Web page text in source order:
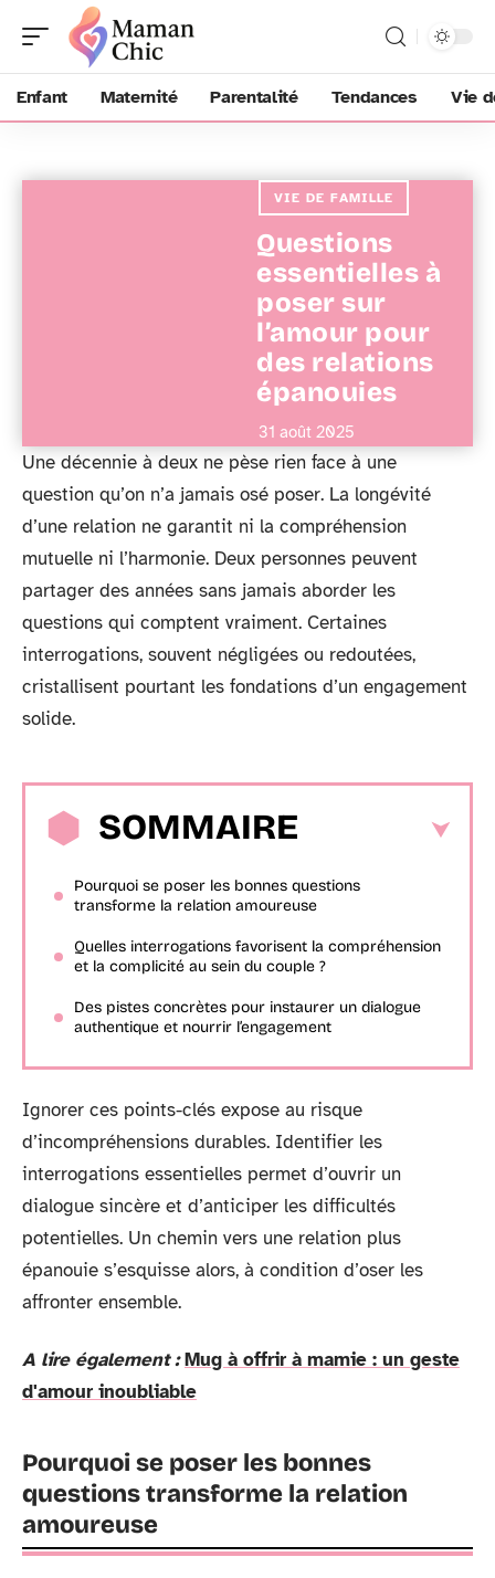
Enfant Maternité Parentalité Tendances Vie
VIE DE FAMILLE
Questions
essentielles à
poser sur
l’amour pour
des relations
épanouies
31 août 2025
Une décennie à deux ne pèse rien face à une
question qu’on n’a jamais osé poser. La longévité
d’une relation ne garantit ni la compréhension
mutuelle ni l’harmonie. Deux personnes peuvent
partager des années sans jamais aborder les
questions qui comptent vraiment. Certaines
interrogations, souvent négligées ou redoutées,
cristallisent pourtant les fondations d’un engagement
solide.
SOMMAIRE
Pourquoi se poser les bonnes questions
transforme la relation amoureuse
Quelles interrogations favorisent la compréhension
et la complicité au sein du couple ?
Des pistes concrètes pour instaurer un dialogue
authentique et nourrir l’engagement
Ignorer ces points-clés expose au risque
d’incompréhensions durables. Identifier les
interrogations essentielles permet d’ouvrir un
dialogue sincère et d’anticiper les difficultés
potentielles. Un chemin vers une relation plus
épanouie s’esquisse alors, à condition d’oser les
affronter ensemble.
A lire également : Mug à offrir à mamie : un geste
d'amour inoubliable
Pourquoi se poser les bonnes
questions transforme la relation
amoureuse